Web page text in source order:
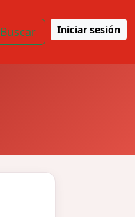
Buscar Iniciar sesión